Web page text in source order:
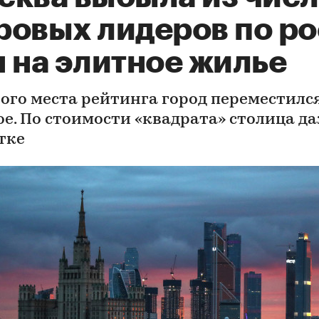
лидеров по
на элитное жилье
места рейтинга город
По стоимости «квадрата» столица